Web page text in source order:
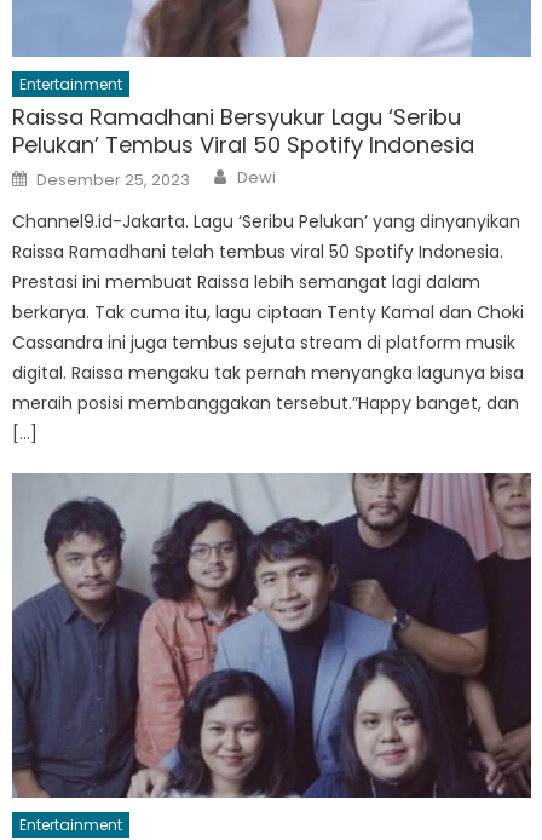
Entertainment
Raissa Ramadhani Bersyukur Lagu ‘Seribu
Pelukan’ Tembus Viral 50 Spotify Indonesia
Posted
on
Desember 25, 2023 Author
Dewi
Channel9.id-Jakarta. Lagu ‘Seribu Pelukan’ yang dinyanyikan
Raissa Ramadhani telah tembus viral 50 Spotify Indonesia.
Prestasi ini membuat Raissa lebih semangat lagi dalam
berkarya. Tak cuma itu, lagu ciptaan Tenty Kamal dan Choki
Cassandra ini juga tembus sejuta stream di platform musik
digital. Raissa mengaku tak pernah menyangka lagunya bisa
meraih posisi membanggakan tersebut.”Happy banget, dan
[…]
Entertainment